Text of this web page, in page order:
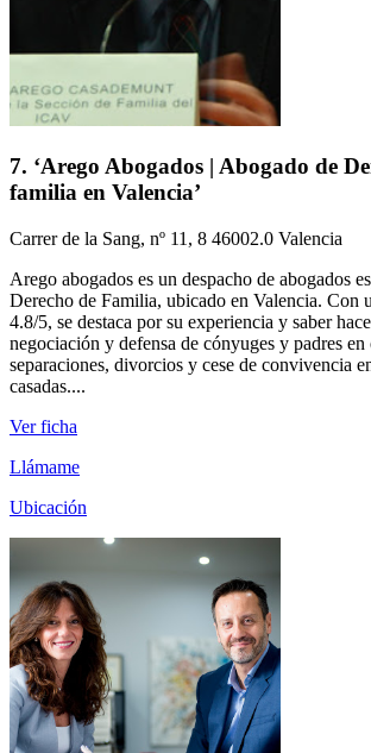
7. ‘Arego Abogados | Abogado de
familia en Valencia’
Carrer de la Sang, nº 11, 8 46002.0 Valencia
Arego abogados es un despacho de abogados
Derecho de Familia, ubicado en Valencia. Con
4.8/5, se destaca por su experiencia y saber
negociación y defensa de cónyuges y padres en
separaciones, divorcios y cese de convivencia
casadas....
Ver ficha
Llámame
Ubicación